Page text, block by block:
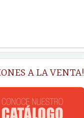
A LA VENTA!